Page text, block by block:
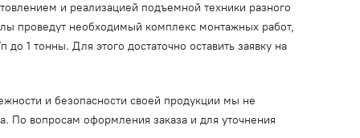
и реализацией подъемной техники разного
проведут необходимый комплекс монтажных работ,
1 тонны. Для этого достаточно оставить заявку на
и безопасности своей продукции мы не
По вопросам оформления заказа и для уточнения